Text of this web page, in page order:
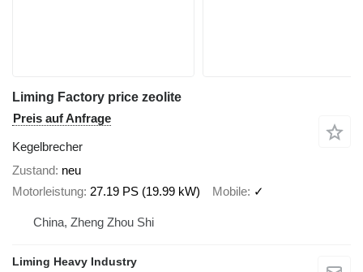
Liming Factory price zeolite
Preis auf Anfrage
Kegelbrecher
Zustand neu
Motorleistung 27.19 PS (19.99 kW) Mobile ✓
China, Zheng Zhou Shi
Liming Heavy Industry